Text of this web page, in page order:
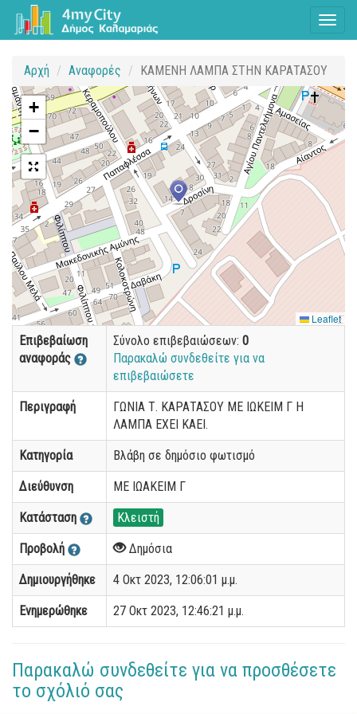
Αρχή Αναφορές ΚΑΜΕΝΗ ΛΑΜΠΑ ΣΤΗΝ ΚΑΡΑΤΑΣΟΥ
+
−
Leaflet
Επιβεβαίωση
αναφοράς
Σύνολο επιβεβαιώσεων: 0
Παρακαλώ συνδεθείτε για να
επιβεβαιώσετε
Περιγραφή
ΓΩΝΙΑ Τ. ΚΑΡΑΤΑΣΟΥ ΜΕ ΙΩΚΕΙΜ Γ Η
ΛΑΜΠΑ ΕΧΕΙ ΚΑΕΙ.
Κατηγορία Βλάβη σε δημόσιο φωτισμό
Διεύθυνση ΜΕ ΙΩΑΚΕΙΜ Γ
Κατάσταση Κλειστή
Προβολή Δημόσια
Δημιουργήθηκε 4 Οκτ 2023, 12:06:01 μ.μ.
Ενημερώθηκε 27 Οκτ 2023, 12:46:21 μ.μ.
Παρακαλώ συνδεθείτε για να προσθέσετε
το σχόλιό σας